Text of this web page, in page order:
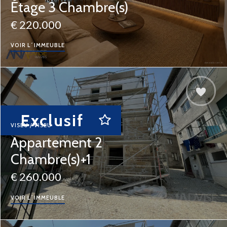
Étage 3 Chambre(s)
€ 220.000
VOIR L´IMMEUBLE
Exclusif
VISEU / VISEU
Appartement 2
Chambre(s)+1
€ 260.000
VOIR L´IMMEUBLE